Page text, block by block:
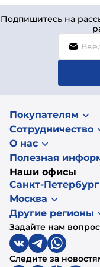
Подпишитесь на
Покупателям
Сотрудничество
О нас
Полезная
Наши офисы
Санкт-Петербург
Москва
Другие регионы
Задайте нам
Следите за